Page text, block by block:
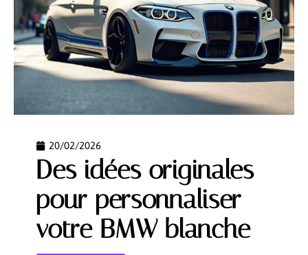
20/02/2026
Des idées originales
pour personnaliser
votre BMW blanche